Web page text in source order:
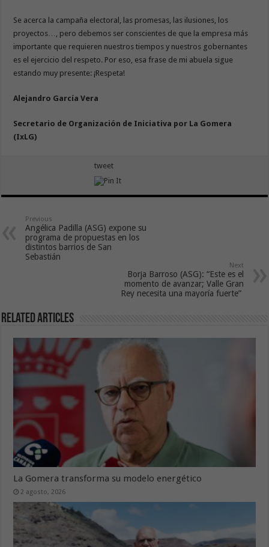
Se acerca la campaña electoral, las promesas, las ilusiones, los
proyectos…, pero debemos ser conscientes de que la empresa más
importante que requieren nuestros tiempos y nuestros gobernantes
es el ejercicio del respeto. Por eso, esa frase de mi abuela sigue
estando muy presente: ¡Respeta!
Alejandro García Vera
Secretario de Organización de Iniciativa por La Gomera
(IxLG)
tweet
Previous
Angélica Padilla (ASG) expone su
programa de propuestas en los
distintos barrios de San
Sebastián
Next
Borja Barroso (ASG): “Este es el
momento de avanzar; Valle Gran
Rey necesita una mayoría fuerte”
Related Articles
La Gomera transforma su modelo energético
2 agosto, 2026